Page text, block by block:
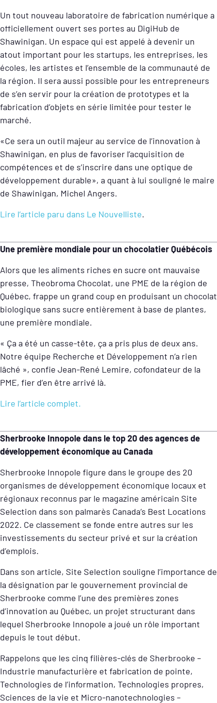
Un tout nouveau laboratoire de fabrication numérique a
officiellement ouvert ses portes au DigiHub de
Shawinigan. Un espace qui est appelé à devenir un
atout important pour les startups, les entreprises, les
écoles, les artistes et l’ensemble de la communauté de
la région. Il sera aussi possible pour les entrepreneurs
de s’en servir pour la création de prototypes et la
fabrication d’objets en série limitée pour tester le
marché.
«Ce sera un outil majeur au service de l’innovation à
Shawinigan, en plus de favoriser l’acquisition de
compétences et de s’inscrire dans une optique de
développement durable», a quant à lui souligné le maire
de Shawinigan, Michel Angers.
Lire l’article paru dans Le Nouvelliste.
Une première mondiale pour un chocolatier Québécois
Alors que les aliments riches en sucre ont mauvaise
presse, Theobroma Chocolat, une PME de la région de
Québec, frappe un grand coup en produisant un chocolat
biologique sans sucre entièrement à base de plantes,
une première mondiale.
« Ça a été un casse-tête, ça a pris plus de deux ans.
Notre équipe Recherche et Développement n’a rien
lâché », confie Jean-René Lemire, cofondateur de la
PME, fier d’en être arrivé là.​​
Lire l’article complet.
Sherbrooke Innopole dans le top 20 des agences de
développement économique au Canada
Sherbrooke Innopole figure dans le groupe des 20
organismes de développement économique locaux et
régionaux reconnus par le magazine américain Site
Selection dans son palmarès Canada’s Best Locations
2022. Ce classement se fonde entre autres sur les
investissements du secteur privé et sur la création
d’emplois.
Dans son article, Site Selection souligne l’importance de
la désignation par le gouvernement provincial de
Sherbrooke comme l’une des premières zones
d’innovation au Québec, un projet structurant dans
lequel Sherbrooke Innopole a joué un rôle important
depuis le tout début.
Rappelons que les cinq filières-clés de Sherbrooke –
Industrie manufacturière et fabrication de pointe,
Technologies de l’information, Technologies propres,
Sciences de la vie et Micro-nanotechnologies –